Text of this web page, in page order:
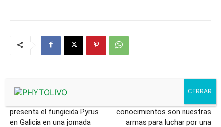
Artículo anterior
presenta el fungicida Pyrus
en Galicia en una jornada
Artículo siguiente
conocimientos son nuestras
armas para luchar por una